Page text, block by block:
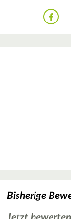
Bisherige